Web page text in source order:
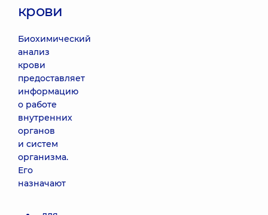
крови
Биохимический
анализ
крови
предоставляет
информацию
о работе
внутренних
органов
и систем
организма.
Его
назначают